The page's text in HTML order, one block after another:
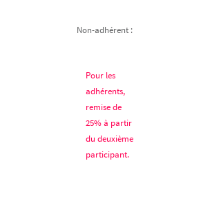
Non-adhérent :
Pour les
adhérents,
remise de
25% à partir
du deuxième
participant.